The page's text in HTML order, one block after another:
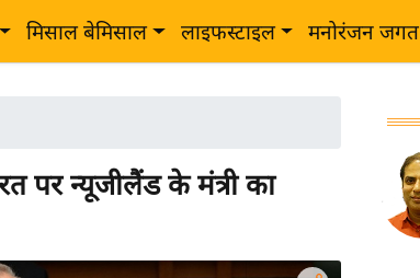
मिसाल बेमिसाल लाइफस्टाइल मनोरंजन जगत
पर न्यूजीलैंड के मंत्री का